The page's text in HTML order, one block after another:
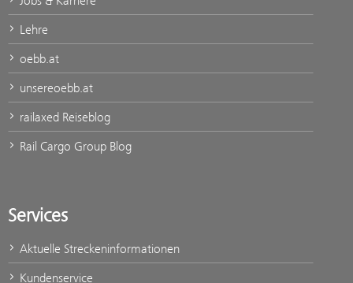
Lehre
oebb.at
unsereoebb.at
railaxed Reiseblog
Rail Cargo Group Blog
Services
Aktuelle Streckeninformationen
Kundenservice